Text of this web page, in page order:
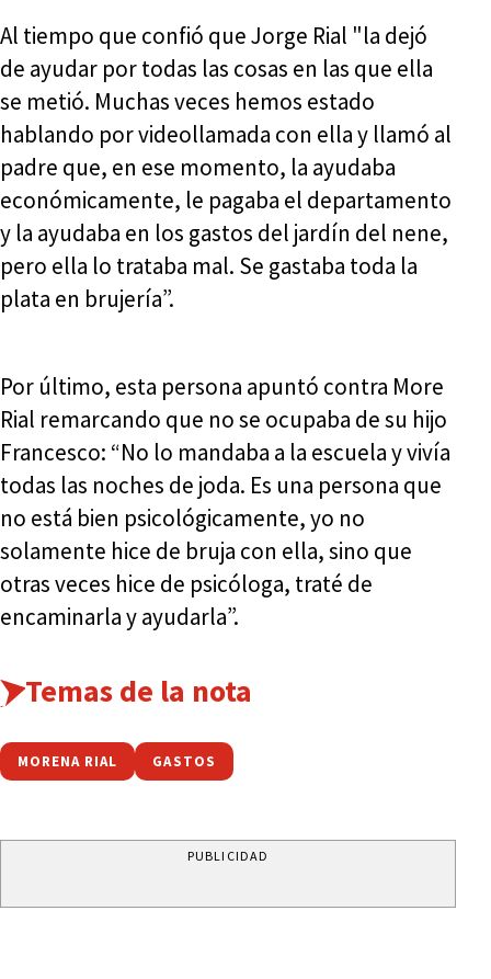
Al tiempo que confió que Jorge Rial "la dejó
de ayudar por todas las cosas en las que ella
se metió. Muchas veces hemos estado
hablando por videollamada con ella y llamó al
padre que, en ese momento, la ayudaba
económicamente, le pagaba el departamento
y la ayudaba en los gastos del jardín del nene,
pero ella lo trataba mal. Se gastaba toda la
plata en brujería”.
Por último, esta persona apuntó contra More
Rial remarcando que no se ocupaba de su hijo
Francesco: “No lo mandaba a la escuela y vivía
todas las noches de joda. Es una persona que
no está bien psicológicamente, yo no
solamente hice de bruja con ella, sino que
otras veces hice de psicóloga, traté de
encaminarla y ayudarla”.
Temas de la nota
MORENA RIAL GASTOS
PUBLICIDAD